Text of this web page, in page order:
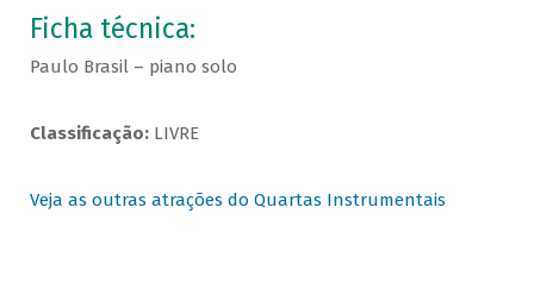
Ficha técnica:
Paulo Brasil – piano solo
Classificação:LIVRE
Veja as outras atrações do Quartas Instrumentais